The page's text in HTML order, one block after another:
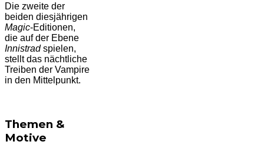
Die zweite der
beiden diesjährigen
Magic-Editionen,
die auf der Ebene
Innistradspielen,
stellt das nächtliche
Treiben der Vampire
in den Mittelpunkt.
Themen &
Motive